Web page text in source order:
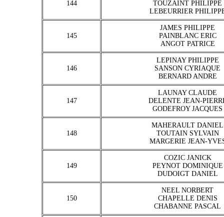
144
TOUZAINT PHILIPPE
LEBEURRIER
145
JAMES PHILIPPE
PAINBLANC ERIC
ANGOT PATRICE
146
LEPINAY PHILIPPE
SANSON CYRIAQUE
BERNARD ANDRE
147
LAUNAY CLAUDE
DELENTE JEAN-
GODEFROY JACQUES
148
MAHERAULT DANIEL
TOUTAIN SYLVAIN
MARGERIE JEAN-
149
COZIC JANICK
PEYNOT DOMINIQUE
DUDOIGT DANIEL
150
NEEL NORBERT
CHAPELLE DENIS
CHABANNE PASCAL